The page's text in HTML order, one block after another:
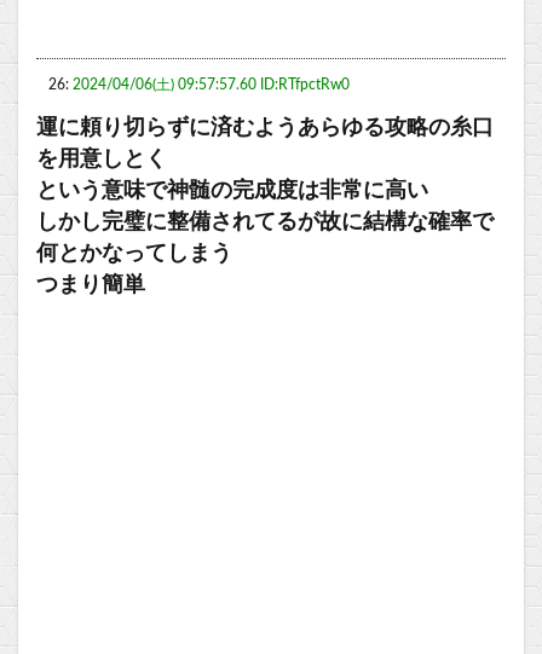
26: 2024/04/06(土) 09:57:57.60 ID:RTfpctRw0
運に頼り切らずに済むようあらゆる攻略の糸口
を用意しとく
という意味で神髄の完成度は非常に高い
しかし完璧に整備されてるが故に結構な確率で
何とかなってしまう
つまり簡単